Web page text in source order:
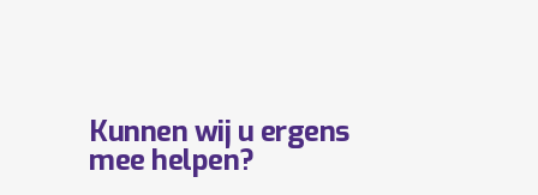
Kunnen wij u ergens
mee helpen?